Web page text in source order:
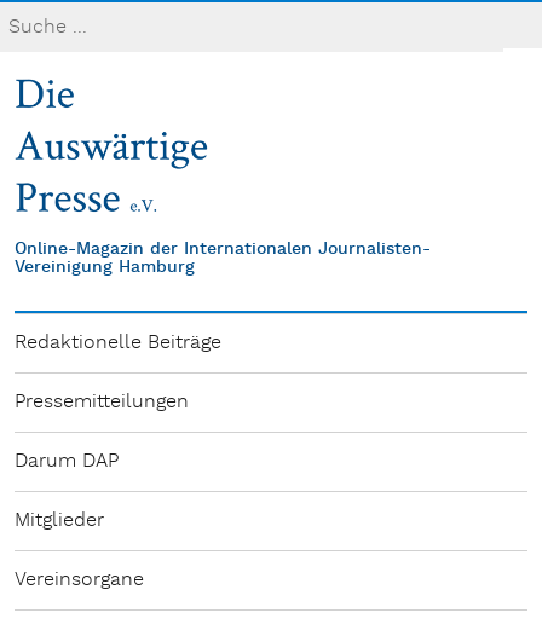
Online-Magazin der Internationalen Journalisten-
Vereinigung Hamburg
Redaktionelle Beiträge
Pressemitteilungen
Darum DAP
Mitglieder
Vereinsorgane